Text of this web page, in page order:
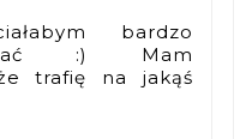
bardzo
:) Mam
trafię na jakąś